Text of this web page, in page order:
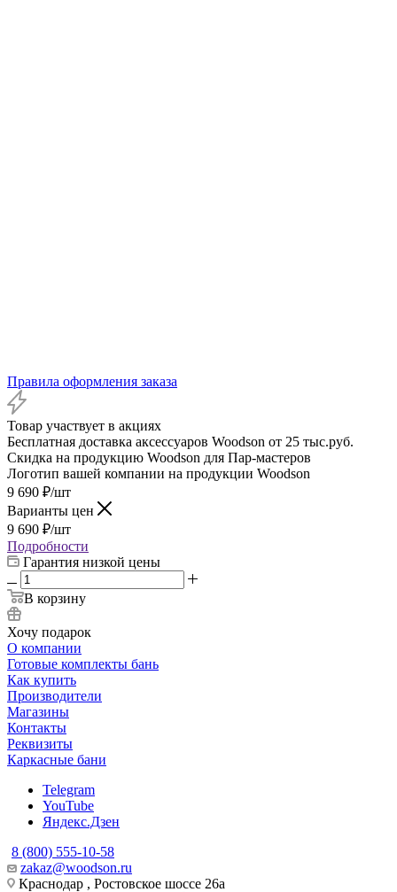
Правила оформления заказа
Товар участвует в акциях
Бесплатная доставка аксессуаров Woodson от 25 тыс.руб.
Скидка на продукцию Woodson для Пар-мастеров
Логотип вашей компании на продукции Woodson
9 690 ₽/шт
Варианты цен
9 690 ₽/шт
Подробности
Гарантия низкой цены
В корзину
Хочу подарок
О компании
Готовые комплекты бань
Как купить
Производители
Магазины
Контакты
Реквизиты
Каркасные бани
Telegram
YouTube
Яндекс.Дзен
8 (800) 555-10-58
zakaz@woodson.ru
Краснодар , Ростовское шоссе 26а